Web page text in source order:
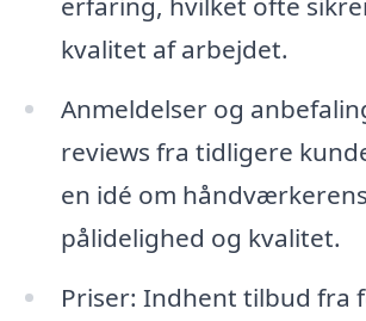
kvalitet af arbejdet.
Anmeldelser og
reviews fra tidligere
en idé om håndværkerens
pålidelighed og kvalitet.
Priser: Indhent tilbud fra